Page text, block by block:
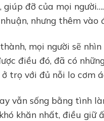
giúp đỡ của mọi
nhưng thêm
mọi người sẽ
điều đó, đã có
trọ với đủ nỗi lo cơm
vẫn sống bằng tình
khăn nhất, điều giữ